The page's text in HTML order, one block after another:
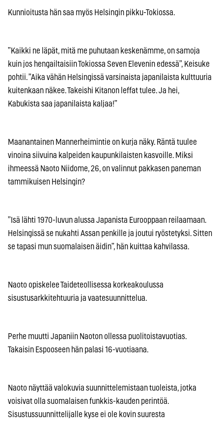
Kunnioitusta hän saa myös Helsingin pikku-Tokiossa.
”Kaikki ne läpät, mitä me puhutaan keskenämme, on samoja
kuin jos hengailtaisiin Tokiossa Seven Elevenin edessä”, Keisuke
pohtii. ”Aika vähän Helsingissä varsinaista japanilaista kulttuuria
kuitenkaan näkee. Takeishi Kitanon leffat tulee. Ja hei,
Kabukista saa japanilaista kaljaa!”
Maanantainen Mannerheimintie on kurja näky. Räntä tuulee
vinoina siivuina kalpeiden kaupunkilaisten kasvoille. Miksi
ihmeessä Naoto Niidome, 26, on valinnut pakkasen paneman
tammikuisen Helsingin?
”Isä lähti 1970-luvun alussa Japanista Eurooppaan reilaamaan.
Helsingissä se nukahti Assan penkille ja joutui ryöstetyksi. Sitten
se tapasi mun suomalaisen äidin”, hän kuittaa kahvilassa.
Naoto opiskelee Taideteollisessa korkeakoulussa
sisustusarkkitehtuuria ja vaatesuunnittelua.
Perhe muutti Japaniin Naoton ollessa puolitoistavuotias.
Takaisin Espooseen hän palasi 16-vuotiaana.
Naoto näyttää valokuvia suunnittelemistaan tuoleista, jotka
voisivat olla suomalaisen funkkis-kauden perintöä.
Sisustussuunnittelijalle kyse ei ole kovin suuresta